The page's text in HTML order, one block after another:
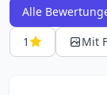
Alle
1
Mit